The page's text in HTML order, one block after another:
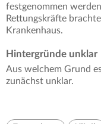
festgenommen
Rettungskräfte
Krankenhaus.
Hintergründe unklar
Aus welchem Grund
zunächst unklar.